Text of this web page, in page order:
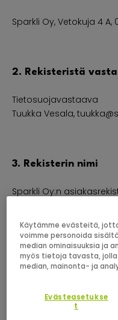
Sparkli Oy, Vetokuja 4 A,
2. Rekisteristä
Tietosuojavastaava
Tuukka Vesala,
3. Rekisterin nimi
Sparkli Oy:n
työntekijärekisteri.
tarkoitus
Käytämme evästeitä,
voimme personoida
median ominaisuuksia ja
myös tietoja tavasta,
median, mainonta- ja
Evästeasetukse
t